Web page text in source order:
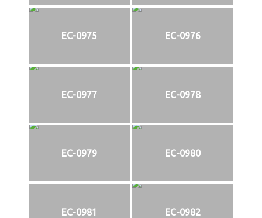
EC-0975 EC-0976
EC-0977 EC-0978
EC-0979 EC-0980
EC-0981 EC-0982